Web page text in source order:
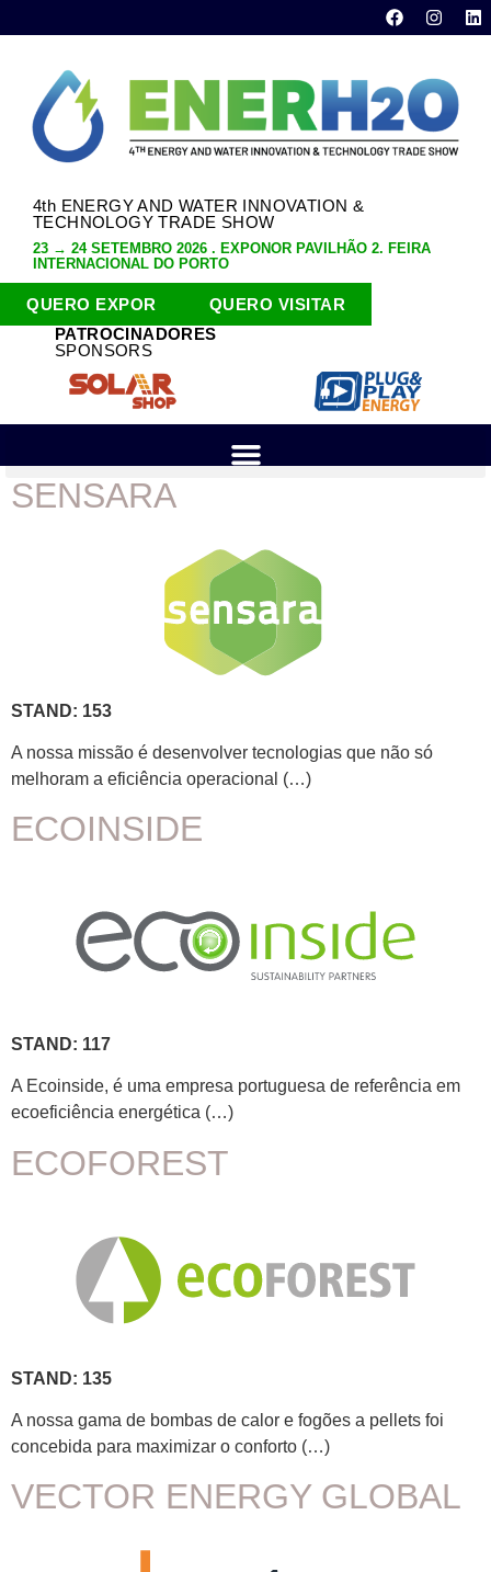
4th ENERGY AND WATER INNOVATION &
TECHNOLOGY TRADE SHOW
23 → 24 SETEMBRO 2026 . EXPONOR PAVILHÃO 2. FEIRA
INTERNACIONAL DO PORTO
QUERO EXPOR
QUERO VISITAR
PATROCINADORES
SPONSORS
SENSARA
STAND: 153
A nossa missão é desenvolver tecnologias que não só
melhoram a eficiência operacional (…)
ECOINSIDE
STAND: 117
A Ecoinside, é uma empresa portuguesa de referência em
ecoeficiência energética (…)
ECOFOREST
STAND: 135
A nossa gama de bombas de calor e fogões a pellets foi
concebida para maximizar o conforto (…)
VECTOR ENERGY GLOBAL